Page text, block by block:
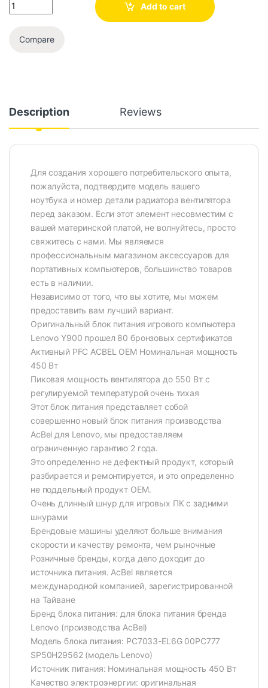
Add to cart
Compare
Description Reviews
Для создания хорошего потребительского опыта,
пожалуйста, подтвердите модель вашего
ноутбука и номер детали радиатора вентилятора
перед заказом. Если этот элемент несовместим с
вашей материнской платой, не волнуйтесь, просто
свяжитесь с нами. Мы являемся
профессиональным магазином аксессуаров для
портативных компьютеров, большинство товаров
есть в наличии.
Независимо от того, что вы хотите, мы можем
предоставить вам лучший вариант.
Оригинальный блок питания игрового компьютера
Lenovo Y900 прошел 80 бронзовых сертификатов
Активный PFC ACBEL OEM Номинальная мощность
450 Вт
Пиковая мощность вентилятора до 550 Вт с
регулируемой температурой очень тихая
Этот блок питания представляет собой
совершенно новый блок питания производства
AcBel для Lenovo, мы предоставляем
ограниченную гарантию 2 года.
Это определенно не дефектный продукт, который
разбирается и ремонтируется, и это определенно
не поддельный продукт OEM.
Очень длинный шнур для игровых ПК с задними
шнурами
Брендовые машины уделяют больше внимания
скорости и качеству ремонта, чем рыночные
Розничные бренды, когда дело доходит до
источника питания. AcBel является
международной компанией, зарегистрированной
на Тайване
Бренд блока питания: для блока питания бренда
Lenovo (производства AcBel)
Модель блока питания: PC7033-EL6G 00PC777
SP50H29562 (модель Lenovo)
Источник питания: Номинальная мощность 450 Вт
Качество электроэнергии: оригинальная